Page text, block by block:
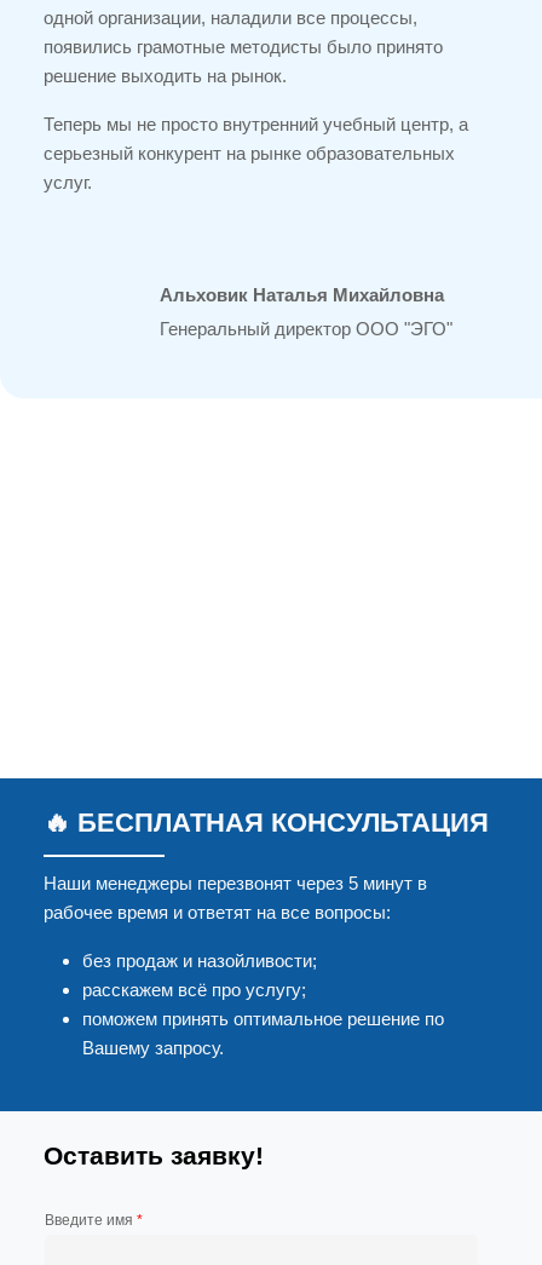
одной организации, наладили все процессы,
появились грамотные методисты было принято
решение выходить на рынок.
Теперь мы не просто внутренний учебный центр, а
серьезный конкурент на рынке образовательных
услуг.
Альховик Наталья Михайловна
Генеральный директор ООО "ЭГО"
🔥 БЕСПЛАТНАЯ КОНСУЛЬТАЦИЯ
Наши менеджеры перезвонят через 5 минут в
рабочее время и ответят на все вопросы:
без продаж и назойливости;
расскажем всё про услугу;
поможем принять оптимальное решение по
Вашему запросу.
Оставить заявку!
Введите имя *